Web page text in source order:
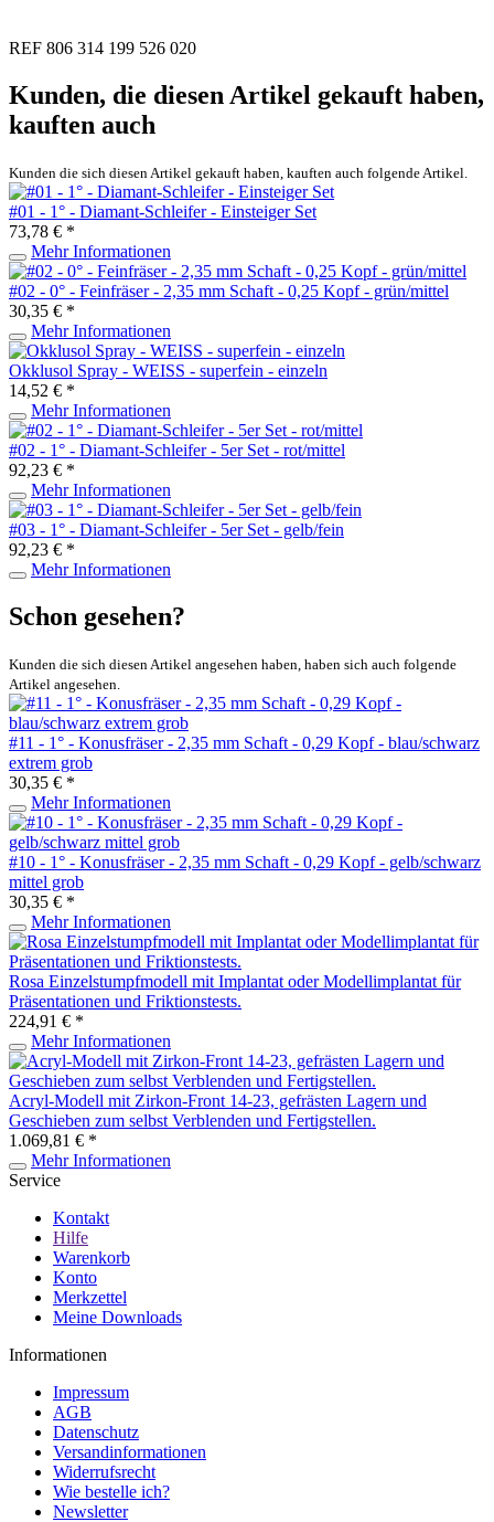
REF 806 314 199 526 020
Kunden, die diesen Artikel gekauft haben,
kauften auch
Kunden die sich diesen Artikel gekauft haben, kauften auch folgende Artikel.
#01 - 1° - Diamant-Schleifer - Einsteiger Set
73,78 € *
Mehr Informationen
#02 - 0° - Feinfräser - 2,35 mm Schaft - 0,25 Kopf - grün/mittel
30,35 € *
Mehr Informationen
Okklusol Spray - WEISS - superfein - einzeln
14,52 € *
Mehr Informationen
#02 - 1° - Diamant-Schleifer - 5er Set - rot/mittel
92,23 € *
Mehr Informationen
#03 - 1° - Diamant-Schleifer - 5er Set - gelb/fein
92,23 € *
Mehr Informationen
Schon gesehen?
Kunden die sich diesen Artikel angesehen haben, haben sich auch folgende
Artikel angesehen.
#11 - 1° - Konusfräser - 2,35 mm Schaft - 0,29 Kopf - blau/schwarz
extrem grob
30,35 € *
Mehr Informationen
#10 - 1° - Konusfräser - 2,35 mm Schaft - 0,29 Kopf - gelb/schwarz
mittel grob
30,35 € *
Mehr Informationen
Rosa Einzelstumpfmodell mit Implantat oder Modellimplantat für
Präsentationen und Friktionstests.
224,91 € *
Mehr Informationen
Acryl-Modell mit Zirkon-Front 14-23, gefrästen Lagern und
Geschieben zum selbst Verblenden und Fertigstellen.
1.069,81 € *
Mehr Informationen
Service
Kontakt
Hilfe
Warenkorb
Konto
Merkzettel
Meine Downloads
Informationen
Impressum
AGB
Datenschutz
Versandinformationen
Widerrufsrecht
Wie bestelle ich?
Newsletter